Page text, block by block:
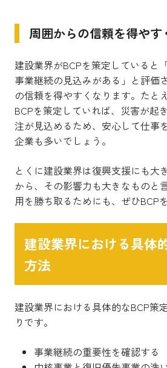
周囲からの信頼を得やす
建設業界がBCPを策定していると
事業継続の見込みがある」と評価
の信頼を得やすくなります。たと
BCPを策定していれば、災害が起
注が見込めるため、安心して仕事
企業も多いでしょう。
とくに建設業界は復興支援にも大
から、その影響力も大きなものと
用を勝ち取るためにも、ぜひBCP
建設業界における具体
方法
建設業界における具体的なBCP策
りです。
事業継続の重要性を確認する